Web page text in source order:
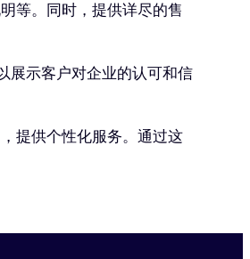
等。同时，提供详尽的售
展示客户对企业的认可和信
提供个性化服务。通过这